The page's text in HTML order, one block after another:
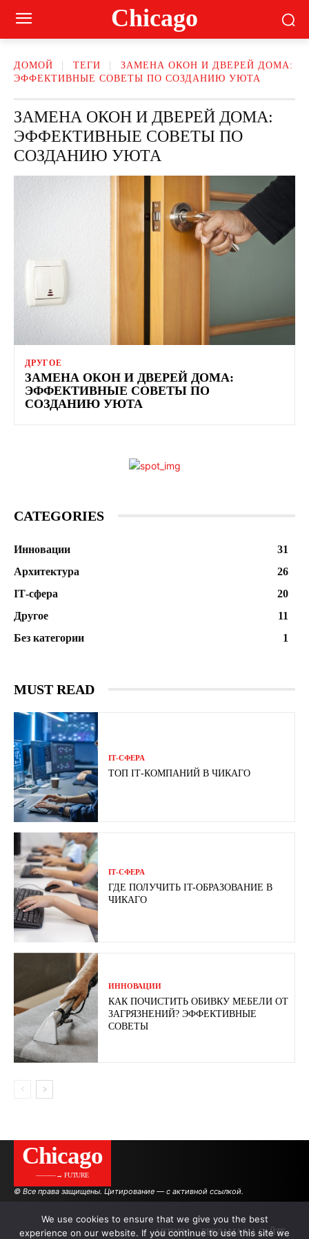
Сhicago
ДОМОЙ ТЕГИ
ЗАМЕНА ОКОН И ДВЕРЕЙ ДОМА:
ЭФФЕКТИВНЫЕ СОВЕТЫ ПО СОЗДАНИЮ УЮТА
ЗАМЕНА ОКОН И ДВЕРЕЙ ДОМА:
ЭФФЕКТИВНЫЕ СОВЕТЫ ПО
СОЗДАНИЮ УЮТА
ДРУГОЕ
ЗАМЕНА ОКОН И ДВЕРЕЙ ДОМА:
ЭФФЕКТИВНЫЕ СОВЕТЫ ПО
СОЗДАНИЮ УЮТА
CATEGORIES
Инновации
31
Архитектура
26
ІТ-сфера
20
Другое
11
Без категории
1
MUST READ
ІТ-СФЕРА
ТОП ІТ-КОМПАНИЙ В ЧИКАГО
ІТ-СФЕРА
ГДЕ ПОЛУЧИТЬ IT-ОБРАЗОВАНИЕ В
ЧИКАГО
ИННОВАЦИИ
КАК ПОЧИСТИТЬ ОБИВКУ МЕБЕЛИ ОТ
ЗАГРЯЗНЕНИЙ? ЭФФЕКТИВНЫЕ
СОВЕТЫ
Сhicago
———→ FUTURE
© Все права защищены. Цитирование — с активной ссылкой.
АВТОРЫ РЕКЛАМА НА САЙТЕ
We use cookies to ensure that we give you the best
experience on our website. If you continue to use this site we